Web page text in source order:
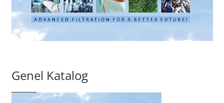
Genel Katalog